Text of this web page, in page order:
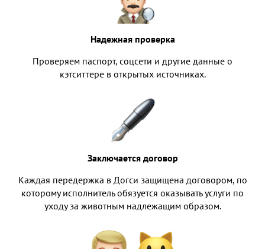
Надежная проверка
Проверяем паспорт, соцсети и другие данные о
кэтситтере в открытых источниках.
Заключается договор
Каждая передержка в Догси защищена договором, по
которому исполнитель обязуется оказывать услуги по
уходу за животным надлежащим образом.